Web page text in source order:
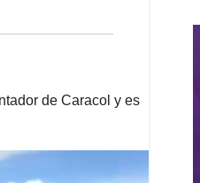
de Caracol y es